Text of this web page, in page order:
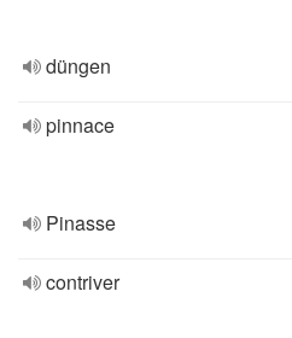
düngen
pinnace
Pinasse
contriver